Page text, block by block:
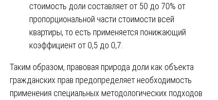
стоимость доли составляет от 50 до 70% от
пропорциональной части стоимости всей
квартиры, то есть применяется понижающий
коэффициент от 0,5 до 0,7.
Таким образом, правовая природа доли как объекта
гражданских прав предопределяет необходимость
применения специальных методологических подходов